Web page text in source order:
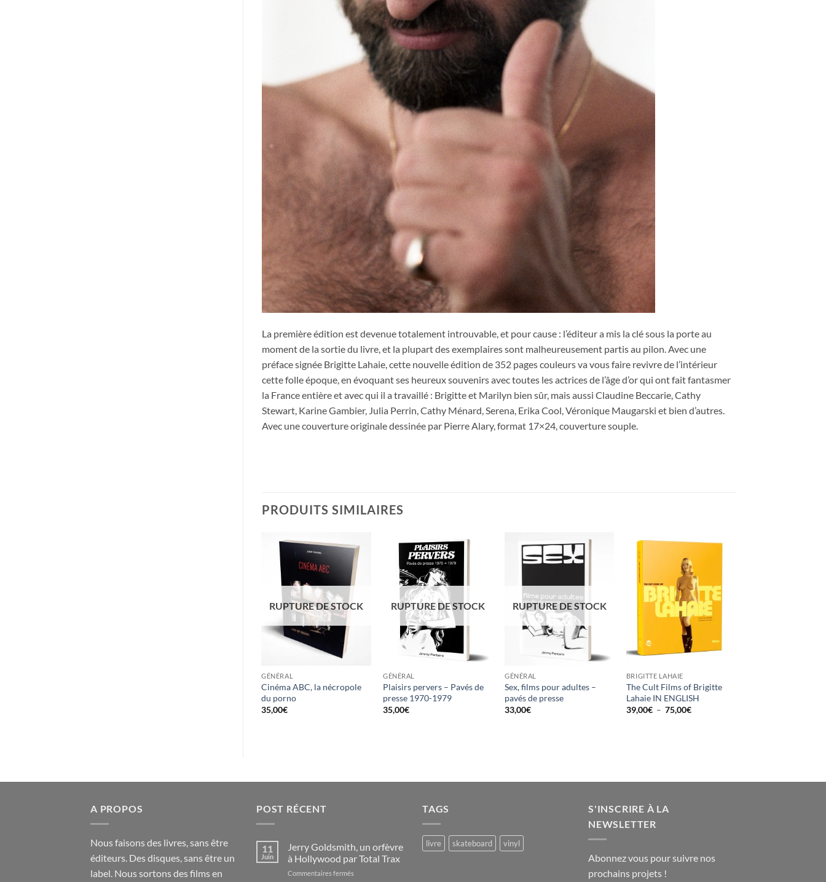
La première édition est devenue totalement introuvable, et pour cause : l’éditeur a mis la clé sous la porte au
moment de la sortie du livre, et la plupart des exemplaires sont malheureusement partis au pilon. Avec une
préface signée Brigitte Lahaie, cette nouvelle édition de 352 pages couleurs va vous faire revivre de l’intérieur
cette folle époque, en évoquant ses heureux souvenirs avec toutes les actrices de l’âge d’or qui ont fait fantasmer
la France entière et avec qui il a travaillé : Brigitte et Marilyn bien sûr, mais aussi Claudine Beccarie, Cathy
Stewart, Karine Gambier, Julia Perrin, Cathy Ménard, Serena, Erika Cool, Véronique Maugarski et bien d’autres.
Avec une couverture originale dessinée par Pierre Alary, format 17×24, couverture souple.
PRODUITS SIMILAIRES
Ajouter
à la
wishlist
RUPTURE DE STOCK
GÉNÉRAL
Cinéma ABC, la nécropole
du porno
35,00€
RUPTURE DE STOCK
GÉNÉRAL
Plaisirs pervers – Pavés de
presse 1970-1979
35,00€
Ajouter
RUPTURE DE STOCK
GÉNÉRAL
Sex, films pour adultes –
pavés de presse
33,00€
BRIGITTE LAHAIE
The Cult Films of Brigitte
Lahaie IN ENGLISH
39,00€ – 75,00€Plage
A PROPOS
Nous faisons des livres, sans être
éditeurs. Des disques, sans être un
label. Nous sortons des films en
POST RÉCENT
11
Juin
Jerry Goldsmith, un orfèvre
à Hollywood par Total Trax
Commentaires fermés
TAGS
livre skateboard vinyl
S'INSCRIRE À LA
NEWSLETTER
Abonnez vous pour suivre nos
prochains projets !